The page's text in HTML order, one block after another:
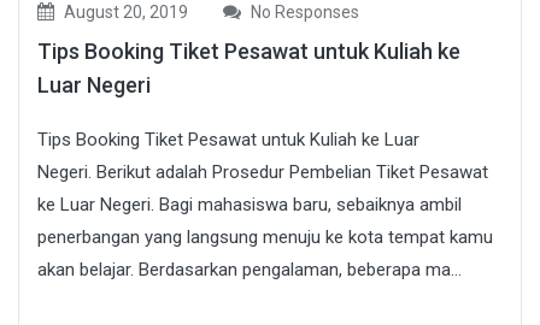
August 20, 2019 No Responses
Tips Booking Tiket Pesawat untuk Kuliah ke
Luar Negeri
Tips Booking Tiket Pesawat untuk Kuliah ke Luar
Negeri. Berikut adalah Prosedur Pembelian Tiket Pesawat
ke Luar Negeri. Bagi mahasiswa baru, sebaiknya ambil
penerbangan yang langsung menuju ke kota tempat kamu
akan belajar. Berdasarkan pengalaman, beberapa ma...